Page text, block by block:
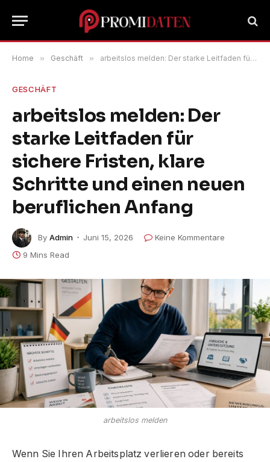
Home » Geschäft » arbeitslos melden: Der starke Leitfaden für sichere Fristen, klare Schritte und einen neuen beruflichen Anfang
GESCHÄFT
arbeitslos melden: Der
starke Leitfaden für
sichere Fristen, klare
Schritte und einen neuen
beruflichen Anfang
By Admin Juni 15, 2026
Keine Kommentare
9 Mins Read
arbeitslos melden
Wenn Sie Ihren Arbeitsplatz verlieren oder bereits